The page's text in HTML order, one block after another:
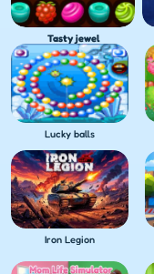
Tasty jewel
Lucky balls
Iron Legion